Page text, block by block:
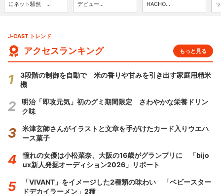
にネット騒然 ...
デビュー...
HACHO...
J-CAST トレンド
アクセスランキング もっと見る
3段階の制御を自動で 米の香りや甘みを引き出す家庭用精米
機
明治「即攻元気」初のグミ期間限定 さわやかな栄養ドリン
ク味
米津玄師さんがイラストと文章を手がけたカード入りウエハ
ース菓子
憧れの女優は小松菜奈、大阪の16歳がグランプリに 「bijo
ux新人発掘オーディション2026」リポート
「VIVANT」をイメージした2種類の味わい 「ベビースター
ドデカイラーメン」2種